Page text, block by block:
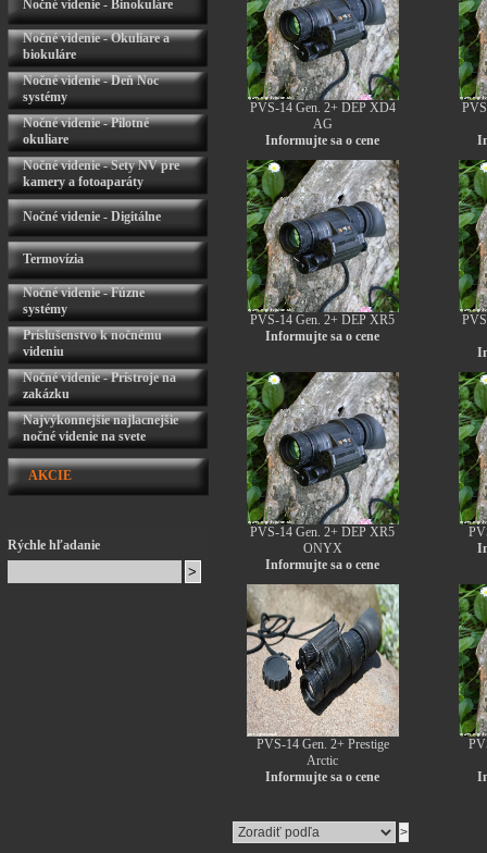
Nočné videnie - Binokuláre
Nočné videnie - Okuliare a
biokuláre
Nočné videnie - Deň Noc
systémy
Nočné videnie - Pilotné
okuliare
Nočné videnie - Sety NV pre
kamery a fotoaparáty
Nočné videnie - Digitálne
Termovízia
Nočné videnie - Fúzne
systémy
Príslušenstvo k nočnému
videniu
Nočné videnie - Prístroje na
zakázku
Najvýkonnejšie najlacnejšie
nočné videnie na svete
AKCIE
Rýchle hľadanie
PVS-14 Gen. 2+ DEP XD4
AG
Informujte sa o cene
PVS-14 Gen. 2+ DEP XR5
Informujte sa o cene
PVS-14 Gen. 2+ DEP XR5
ONYX
Informujte sa o cene
PVS-14 Gen. 2+ Prestige
Arctic
Informujte sa o cene